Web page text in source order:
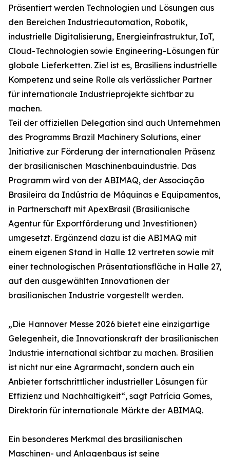
Präsentiert werden Technologien und Lösungen aus
den Bereichen Industrieautomation, Robotik,
industrielle Digitalisierung, Energieinfrastruktur, IoT,
Cloud-Technologien sowie Engineering-Lösungen für
globale Lieferketten. Ziel ist es, Brasiliens industrielle
Kompetenz und seine Rolle als verlässlicher Partner
für internationale Industrieprojekte sichtbar zu
machen.
Teil der offiziellen Delegation sind auch Unternehmen
des Programms Brazil Machinery Solutions, einer
Initiative zur Förderung der internationalen Präsenz
der brasilianischen Maschinenbauindustrie. Das
Programm wird von der ABIMAQ, der Associação
Brasileira da Indústria de Máquinas e Equipamentos,
in Partnerschaft mit ApexBrasil (Brasilianische
Agentur für Exportförderung und Investitionen)
umgesetzt. Ergänzend dazu ist die ABIMAQ mit
einem eigenen Stand in Halle 12 vertreten sowie mit
einer technologischen Präsentationsfläche in Halle 27,
auf den ausgewählten Innovationen der
brasilianischen Industrie vorgestellt werden.
„Die Hannover Messe 2026 bietet eine einzigartige
Gelegenheit, die Innovationskraft der brasilianischen
Industrie international sichtbar zu machen. Brasilien
ist nicht nur eine Agrarmacht, sondern auch ein
Anbieter fortschrittlicher industrieller Lösungen für
Effizienz und Nachhaltigkeit“, sagt Patrícia Gomes,
Direktorin für internationale Märkte der ABIMAQ.
Ein besonderes Merkmal des brasilianischen
Maschinen- und Anlagenbaus ist seine